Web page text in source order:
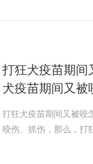
打狂犬疫苗期间
犬疫苗期间又被
苗期间再次被咬
打狂犬疫苗期间又被咬
咬伤、抓伤，那么，打